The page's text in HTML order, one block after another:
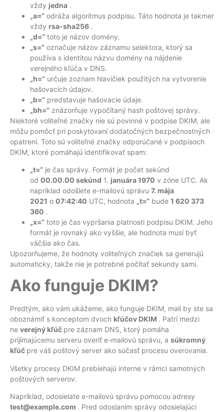
vždy jedna .
„a=“ odráža algoritmus podpisu. Táto hodnota je takmer
vždy rsa-sha256 .
„d=“ toto je názov domény.
„s=“ označuje názov záznamu selektora, ktorý sa
používa s identitou názvu domény na nájdenie
verejného kľúča v DNS.
„h=“ určuje zoznam hlavičiek použitých na vytvorenie
hašovacích údajov.
„b=“ predstavuje hašovacie údaje.
„bh=“ znázorňuje vypočítaný hash poštovej správy.
Niektoré voliteľné značky nie sú povinné v podpise DKIM, ale
môžu pomôcť pri poskytovaní dodatočných bezpečnostných
opatrení. Toto sú voliteľné značky odporúčané v podpisoch
DKIM, ktoré pomáhajú identifikovať spam:
„t=“ je čas správy. Formát je počet sekúnd
od 00.00.00 sekúnd 1. januára 1970 v zóne UTC. Ak
napríklad odošlete e-mailovú správu 7. mája
2021 o 07:42:40 UTC, hodnota „t=“ bude 1 620 373
360 .
„x=“ toto je čas vypršania platnosti podpisu DKIM. Jeho
formát je rovnaký ako vyššie, ale hodnota musí byť
väčšia ako čas.
Upozorňujeme, že hodnoty voliteľných značiek sa generujú
automaticky, takže nie je potrebné počítať sekundy sami.
Ako funguje DKIM?
Predtým, ako vám ukážeme, ako funguje DKIM, mali by ste sa
oboznámiť s konceptom dvoch kľúčov DKIM . Patrí medzi
ne verejný kľúč pre záznam DNS, ktorý pomáha
prijímajúcemu serveru overiť e-mailovú správu, a súkromný
kľúč pre váš poštový server ako súčasť procesu overovania.
Všetky procesy DKIM prebiehajú interne v rámci samotných
poštových serverov.
Napríklad, odosielate e-mailovú správu pomocou adresy
test@example.com . Pred odoslaním správy odosielajúci